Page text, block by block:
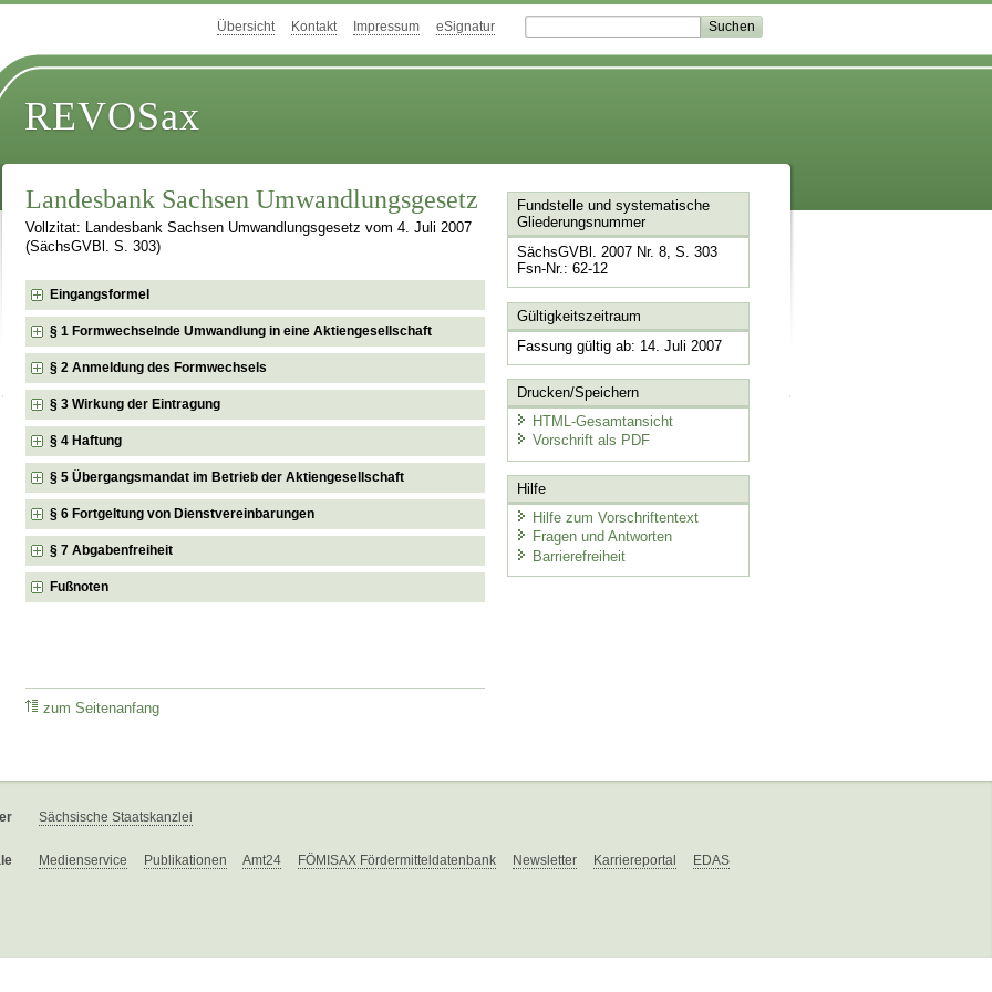
Übersicht Kontakt Impressum eSignatur
REVOSax
Landesbank Sachsen Umwandlungsgesetz
Vollzitat: Landesbank Sachsen Umwandlungsgesetz vom 4. Juli 2007
(SächsGVBl. S. 303)
Eingangsformel
§ 1 Formwechselnde Umwandlung in eine Aktiengesellschaft
§ 2 Anmeldung des Formwechsels
§ 3 Wirkung der Eintragung
§ 4 Haftung
§ 5 Übergangsmandat im Betrieb der Aktiengesellschaft
§ 6 Fortgeltung von Dienstvereinbarungen
§ 7 Abgabenfreiheit
Fußnoten
zum Seitenanfang
Fundstelle und systematische
Gliederungsnummer
SächsGVBl. 2007 Nr. 8, S. 303
Fsn-Nr.: 62-12
Gültigkeitszeitraum
Fassung gültig ab: 14. Juli 2007
Drucken/Speichern
HTML-Gesamtansicht
Vorschrift als PDF
Hilfe
Hilfe zum Vorschriftentext
Fragen und Antworten
Barrierefreiheit
Sächsische Staatskanzlei
Medienservice Publikationen Amt24 FÖMISAX Fördermitteldatenbank Newsletter Karriereportal EDAS